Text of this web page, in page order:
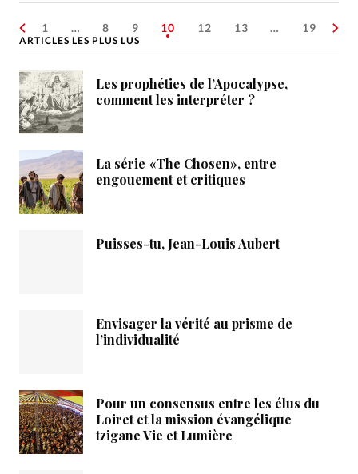
1 … 8 9 10 12 13 … 19
ARTICLES LES PLUS LUS
Les prophéties de l’Apocalypse,
comment les interpréter ?
La série «The Chosen», entre
engouement et critiques
Puisses-tu, Jean-Louis Aubert
Envisager la vérité au prisme de
l’individualité
Pour un consensus entre les élus du
Loiret et la mission évangélique
tzigane Vie et Lumière